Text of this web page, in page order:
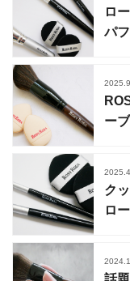
ロ
パ
ー
ク
ロ